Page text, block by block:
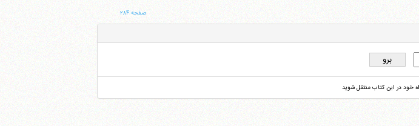
صفحه ۲۸۴
خود در این کتاب منتقل شوید